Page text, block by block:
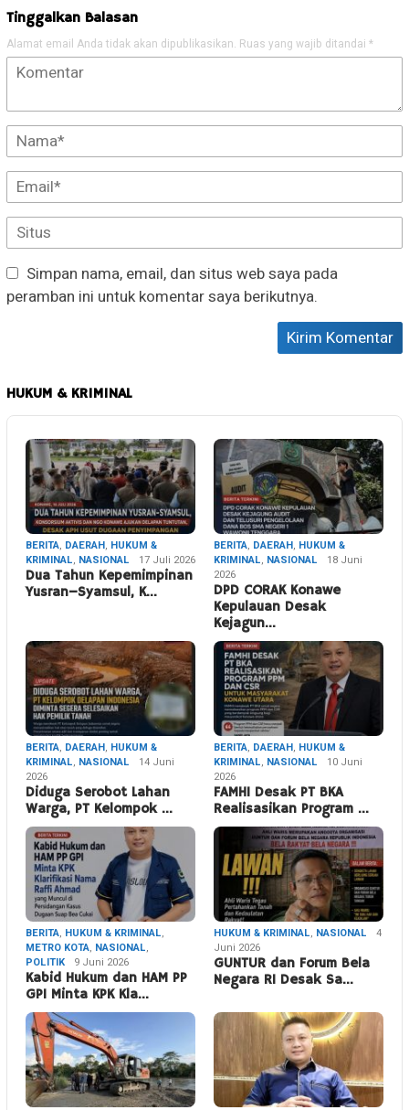
Tinggalkan Balasan
Alamat email Anda tidak akan dipublikasikan. Ruas yang wajib ditandai *
Simpan nama, email, dan situs web saya pada
peramban ini untuk komentar saya berikutnya.
HUKUM & KRIMINAL
BERITA, DAERAH, HUKUM &
KRIMINAL, NASIONAL 17 Juli 2026
Dua Tahun Kepemimpinan
Yusran–Syamsul, K…
BERITA, DAERAH, HUKUM &
KRIMINAL, NASIONAL
18 Juni
2026
DPD CORAK Konawe
Kepulauan Desak
Kejagun…
BERITA, DAERAH, HUKUM &
KRIMINAL, NASIONAL
14 Juni
2026
Diduga Serobot Lahan
Warga, PT Kelompok …
BERITA, DAERAH, HUKUM &
KRIMINAL, NASIONAL
10 Juni
2026
FAMHI Desak PT BKA
Realisasikan Program …
BERITA, HUKUM & KRIMINAL,
METRO KOTA, NASIONAL,
POLITIK
9 Juni 2026
Kabid Hukum dan HAM PP
GPI Minta KPK Kla…
HUKUM & KRIMINAL, NASIONAL
4
Juni 2026
GUNTUR dan Forum Bela
Negara RI Desak Sa…